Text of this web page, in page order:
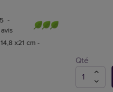
-
avis
x21 cm -
Qté